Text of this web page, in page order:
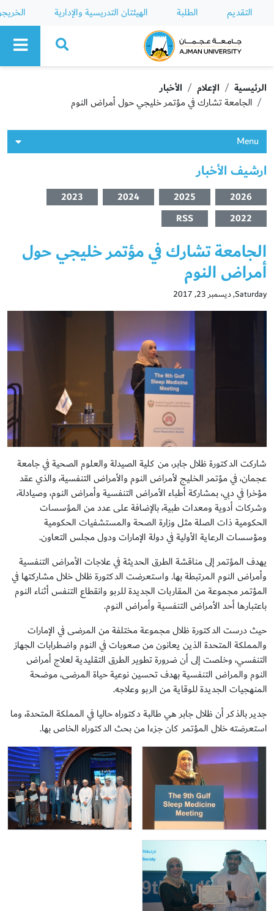
التقديم الطلبة الهيئتان التدريسية والإدارية
Ajman University
الرئيسية الإعلام
الأخبار
الجامعة تشارك في مؤتمر خليجي حول أمراض النوم
Menu
ارشيف الأخبار
2026
2025
2024
2023
2022
RSS
الجامعة تشارك في مؤتمر خليجي حول
أمراض النوم
Saturday, ديسمبر 23, 2017
شاركت الدكتورة ظلال جابر، من كلية الصيدلة والعلوم الصحية في جامعة
عجمان، في مؤتمر الخليج لأمراض النوم والأمراض التنفسية، والذي عقد
مؤخرا في دبي، بمشاركة أطباء الأمراض التنفسية وأمراض النوم، وصيادلة،
وشركات أدوية ومعدات طبية، بالإضافة على عدد من المؤسسات
الحكومية ذات الصلة مثل وزارة الصحة والمستشفيات الحكومية
ومؤسسات الرعاية الأولية في دولة الإمارات ودول مجلس التعاون.
يهدف المؤتمر إلى مناقشة الطرق الحديثة في علاجات الأمراض التنفسية
وأمراض النوم المرتبطة بها. واستعرضت الدكتورة ظلال خلال مشاركتها في
المؤتمر مجموعة من المقاربات الجديدة للربو وانقطاع التنفس أثناء النوم
باعتبارها أحد الأمراض التنفسية وأمراض النوم.
حيث درست الدكتورة ظلال مجموعة مختلفة من المرضى في الإمارات
والمملكة المتحدة الذين يعانون من صعوبات في النوم واضطرابات الجهاز
التنفسي، وخلصت إلى أن ضرورة تطوير الطرق التقليدية لعلاج أمراض
النوم والمراض التنفسية بهدف تحسين نوعية حياة المرضى، موضحة
المنهجيات الجديدة للوقاية من الربو وعلاجه.
جدير بالذكر أن ظلال جابر هي طالبة دكتوراه حاليا في المملكة المتحدة، وما
استعرضته خلال المؤتمر كان جزءا من بحث الدكتوراه الخاص بها.